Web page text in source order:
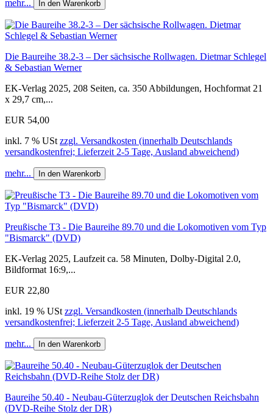
mehr... In den Warenkorb
Die Baureihe 38.2-3 – Der sächsische Rollwagen. Dietmar Schlegel
& Sebastian Werner
EK-Verlag 2025, 208 Seiten, ca. 350 Abbildungen, Hochformat 21
x 29,7 cm,...
EUR 54,00
inkl. 7 % USt zzgl. Versandkosten (innerhalb Deutschlands
versandkostenfrei; Lieferzeit 2-5 Tage, Ausland abweichend)
mehr... In den Warenkorb
Preußische T3 - Die Baureihe 89.70 und die Lokomotiven vom Typ
"Bismarck" (DVD)
EK-Verlag 2025, Laufzeit ca. 58 Minuten, Dolby-Digital 2.0,
Bildformat 16:9,...
EUR 22,80
inkl. 19 % USt zzgl. Versandkosten (innerhalb Deutschlands
versandkostenfrei; Lieferzeit 2-5 Tage, Ausland abweichend)
mehr... In den Warenkorb
Baureihe 50.40 - Neubau-Güterzuglok der Deutschen Reichsbahn
(DVD-Reihe Stolz der DR)